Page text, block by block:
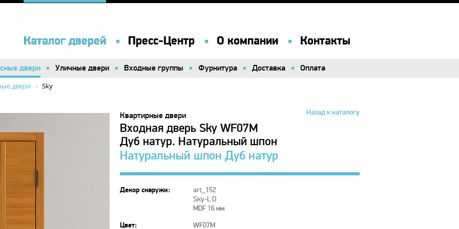
Каталог дверей Пресс-Центр О компании Контакты
Каталог дверей Пресс-Центр О компании Контакты
двери Уличные двери Входные группы Фурнитура Доставка Оплата
двери Уличные двери Входные группы Фурнитура Доставка Оплата
двери Sky
Назад к каталогу
Квартирные двери
Входная дверь Sky WF07M
Дуб натур. Натуральный шпон
Натуральный шпон Дуб натур
Декор снаружи:
art_152
Sky-L D
MDF 16 мм
Цвет:
WF07M